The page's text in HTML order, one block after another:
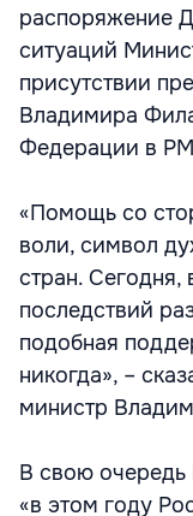
распоряжение
ситуаций
присутствии
Владимира
Федерации в
«Помощь со
воли, символ
стран. Сегодня,
последствий
подобная
никогда», –
министр
В свою очередь
«в этом году